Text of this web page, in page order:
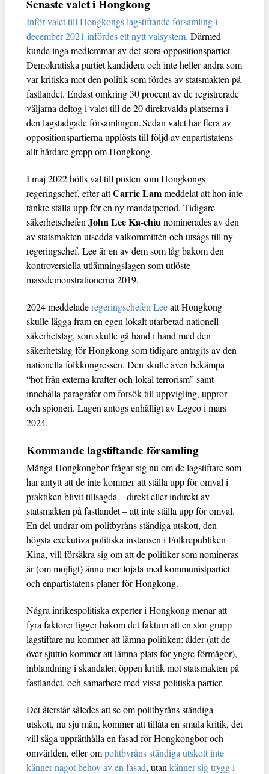
Senaste valet i Hongkong
Inför valet till Hongkongs lagstiftande församling i
december 2021 infördes ett nytt valsystem. Därmed
kunde inga medlemmar av det stora oppositionspartiet
Demokratiska partiet kandidera och inte heller andra som
var kritiska mot den politik som fördes av statsmakten på
fastlandet. Endast omkring 30 procent av de registrerade
väljarna deltog i valet till de 20 direktvalda platserna i
den lagstadgade församlingen. Sedan valet har flera av
oppositionspartierna upplösts till följd av enpartistatens
allt hårdare grepp om Hongkong.
I maj 2022 hölls val till posten som Hongkongs
regeringschef, efter attCarrie Lammeddelat att hon inte
tänkte ställa upp för en ny mandatperiod. Tidigare
säkerhetschefen John Lee Ka-chiunominerades av den
av statsmakten utsedda valkommittén och utsågs till ny
regeringschef. Lee är en av dem som låg bakom den
kontroversiella utlämningslagen som utlöste
massdemonstrationerna 2019.
2024 meddeladeregeringschefen Leeatt Hongkong
skulle lägga fram en egen lokalt utarbetad nationell
säkerhetslag, som skulle gå hand i hand med den
säkerhetslag för Hongkong som tidigare antagits av den
nationella folkkongressen. Den skulle även bekämpa
“hot från externa krafter och lokal terrorism” samt
innehålla paragrafer om försök till uppvigling, uppror
och spioneri. Lagen antogs enhälligt av Legco i mars
2024.
Kommande lagstiftande församling
Många Hongkongbor frågar sig nu om de lagstiftare som
har antytt att de inte kommer att ställa upp för omval i
praktiken blivit tillsagda – direkt eller indirekt av
statsmakten på fastlandet – att inte ställa upp för omval.
En del undrar om politbyråns ständiga utskott, den
högsta exekutiva politiska instansen i Folkrepubliken
Kina, vill försäkra sig om att de politiker som nomineras
är (om möjligt) ännu mer lojala med kommunistpartiet
och enpartistatens planer för Hongkong.
Några inrikespolitiska experter i Hongkong menar att
fyra faktorer ligger bakom det faktum att en stor grupp
lagstiftare nu kommer att lämna politiken: ålder (att de
över sjuttio kommer att lämna plats för yngre förmågor),
inblandning i skandaler, öppen kritik mot statsmakten på
fastlandet, och samarbete med vissa politiska partier.
Det återstår således att se om politbyråns ständiga
utskott, nu sju män, kommer att tillåta en smula kritik, det
vill säga upprätthålla en fasad för Hongkongbor och
omvärlden, eller ompolitbyråns ständiga utskott inte
känner något behov av en fasad, utan känner sig trygg i